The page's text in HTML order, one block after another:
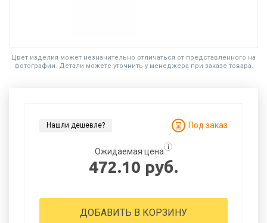
Цвет изделия может незначительно отличаться от представленного на
фотографии. Детали можете уточнить у менеджера при заказе товара.
Нашли дешевле? Под заказ
Ожидаемая цена i
472.10 руб.
ДОБАВИТЬ В КОРЗИНУ